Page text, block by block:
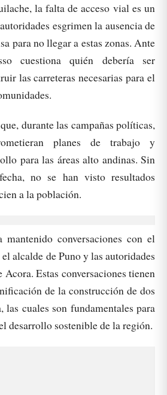
la falta de acceso vial es un
esgrimen la ausencia de
para no llegar a estas zonas. Ante
cuestiona quién debería ser
las carreteras necesarias para el
durante las campañas políticas,
planes de trabajo y
para las áreas alto andinas. Sin
no se han visto resultados
a la población.
mantenido conversaciones con el
alcalde de Puno y las autoridades
Estas conversaciones tienen
de la construcción de dos
las cuales son fundamentales para
desarrollo sostenible de la región.